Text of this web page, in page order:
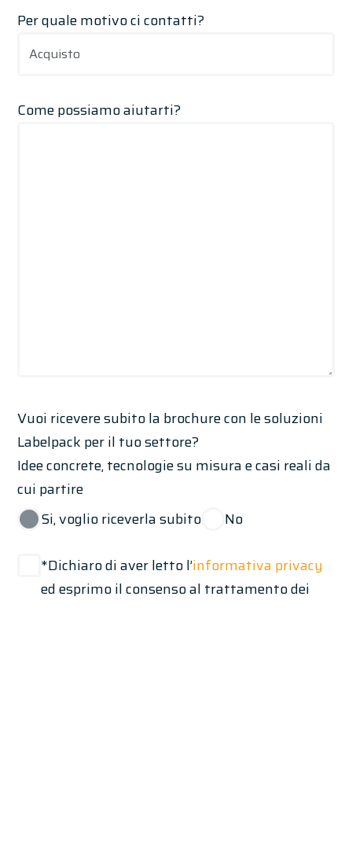
Per quale motivo ci contatti?
Come possiamo aiutarti?
Vuoi ricevere subito la brochure con le soluzioni
Labelpack per il tuo settore?
Idee concrete, tecnologie su misura e casi reali da
cui partire
Si, voglio riceverla subito
No
*Dichiaro di aver letto l’informativa privacy
ed esprimo il consenso al trattamento dei